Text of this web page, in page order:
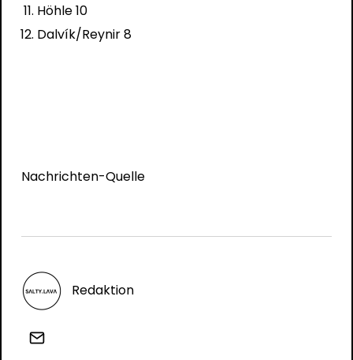
Höhle 10
Dalvík/Reynir 8
Nachrichten-Quelle
Redaktion